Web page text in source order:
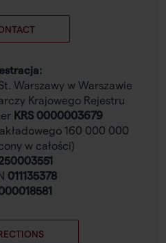
Warszawy w Warszawie
Krajowego Rejestru
KRS 0000003679
160 000 000
w całości)
011135378